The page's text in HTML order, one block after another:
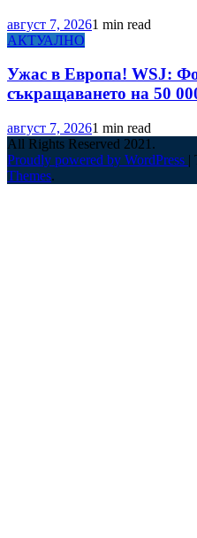
август 7, 20261 min read
АКТУАЛНО
Ужас в Европа! WSJ:
съкращаването на 50
август 7, 20261 min read
All Rights Reserved 2021.
Proudly powered by WordPress |
Themes.